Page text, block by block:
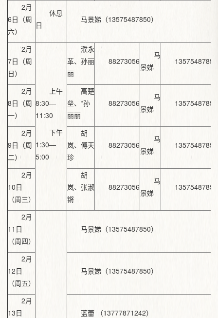
2月
6日（周
六）
休息
日
马景娣（13575487850）
2月
7日（周
日）
上午
8:30—
11:30
下午
1:30—
5:00
濮永
革、孙丽
丽
88273056
马
景娣
13575487850
2月
8日（周
一）
高楚
垒、*孙
丽丽
88273056
马
景娣
13575487850
2月
9日（周
二）
胡
岚、傅天
珍
88273056
马
景娣
13575487850
2月
10日
（周三）
胡
岚、张淑
锵
88273056
马
景娣
13575487850
2月
11日
（周四）
马景娣（13575487850）
2月
12日
（周五）
马景娣（13575487850）
2月
13日
蓝蕾 （13777871242）